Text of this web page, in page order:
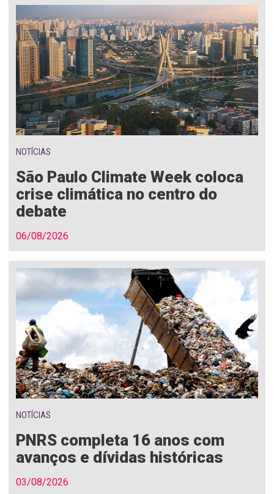
NOTÍCIAS
São Paulo Climate Week coloca
crise climática no centro do
debate
06/08/2026
NOTÍCIAS
PNRS completa 16 anos com
avanços e dívidas históricas
03/08/2026